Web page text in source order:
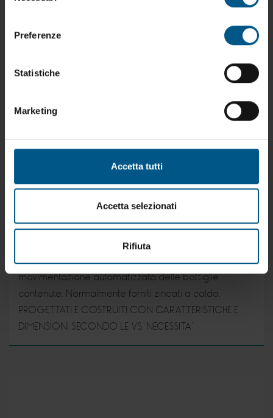
Preferenze
Statistiche
Marketing
Accetta tutti
Accetta selezionati
Rifiuta
Contenitore realizzato per la lavorazione e
l’invecchiamento di vini e spumanti in bottiglie. Dotato
divisorio centrale verticale, è adatto alla
movimentazione automatizzata delle bottiglie
contenute. Normalmente forniti zincati a caldo.
PROGETTATI E COSTRUITI CON CARATTERISTICHE E
DIMENSIONI SECONDO LE VS. NECESSITA’